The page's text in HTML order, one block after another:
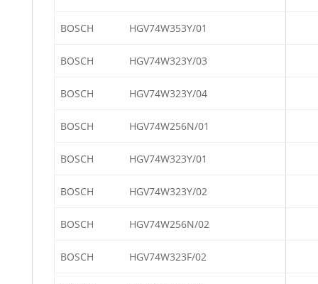
BOSCH HGV74W353Y/01
BOSCH HGV74W323Y/03
BOSCH HGV74W323Y/04
BOSCH HGV74W256N/01
BOSCH HGV74W323Y/01
BOSCH HGV74W323Y/02
BOSCH HGV74W256N/02
BOSCH HGV74W323F/02